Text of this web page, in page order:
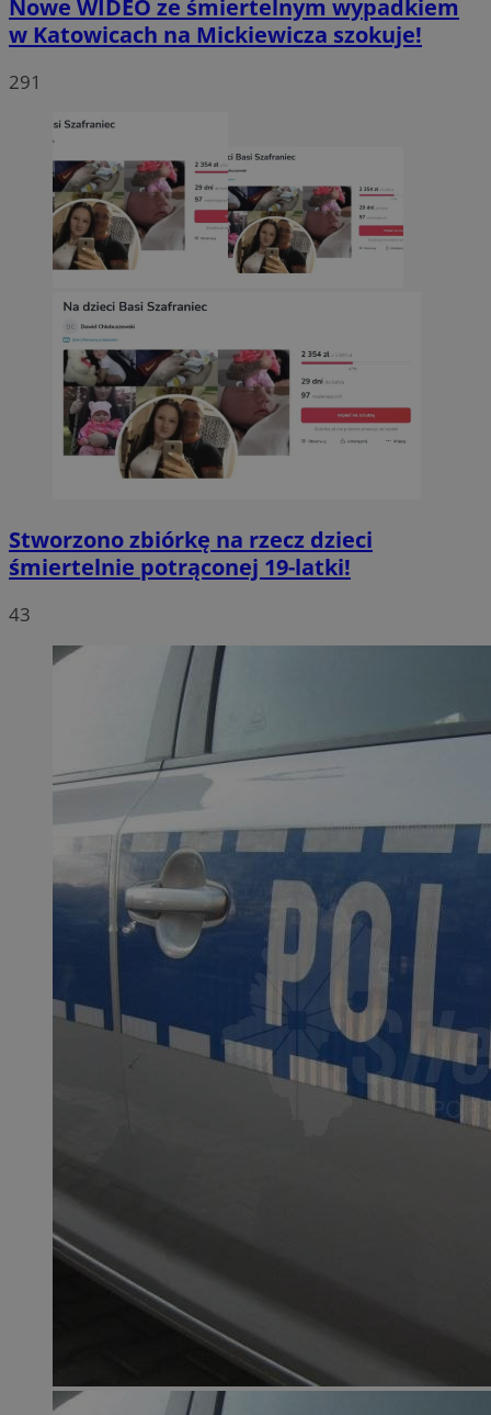
Nowe WIDEO ze śmiertelnym wypadkiem
w Katowicach na Mickiewicza szokuje!
291
Stworzono zbiórkę na rzecz dzieci
śmiertelnie potrąconej 19-latki!
43